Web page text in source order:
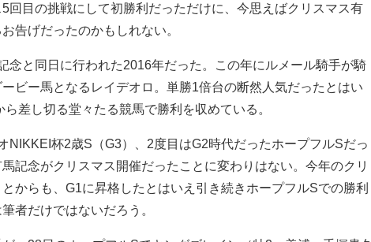
5回目の挑戦にして初勝利だっただけに、今思えばクリスマス有
告げだったのかもしれない。
念と同日に行われた2016年だった。この年にルメール騎手が騎
ビー馬となるレイデオロ。単勝1倍台の断然人気だったとはい
差し切る堂々たる競馬で勝利を収めている。
杯2歳S（G3）、2度目はG2時代だったホープフルSだっ
記念がクリスマス開催だったことに変わりはない。今年のクリ
からも、G1に昇格したとはいえ引き続きホープフルSでの勝利
者だけではないだろう。